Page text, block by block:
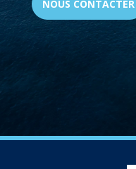
NOUS CONTACTER